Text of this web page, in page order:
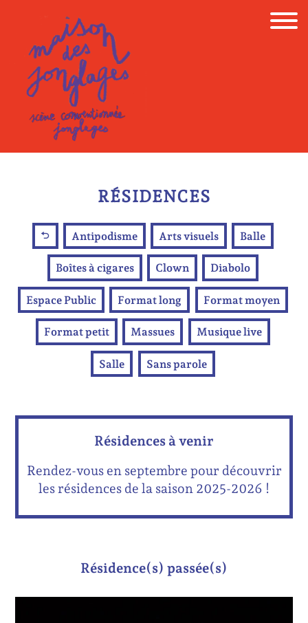
RÉSIDENCES
Antipodisme Arts visuels Balle
Boîtes à cigares Clown Diabolo
Espace Public Format long Format moyen
Format petit Massues Musique live
Salle Sans parole
Résidences à venir
Rendez-vous en septembre pour découvrir
les résidences de la saison 2025-2026 !
Résidence(s) passée(s)